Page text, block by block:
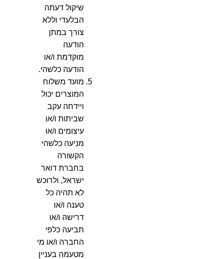
שיקול דעתה
הבלעדי וללא
צורך במתן
הודעה
מוקדמת ו/או
הודעה כלשהי.
מועד משלוח
המוצרים יכול
ויידחה עקב
שביתות ו/או
עיצומים ו/או
מניעה כלשהי
הקשורה
בחברת דואר
ישראל, ולרוכש
לא תהיה כל
טענה ו/או
דרישה ו/או
תביעה כלפי
החברה ו/או מי
מטעמה בעניין